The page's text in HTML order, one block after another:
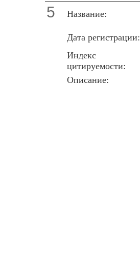
5 Название:
Дата регистрации:
Индекс
цитируемости:
Описание: